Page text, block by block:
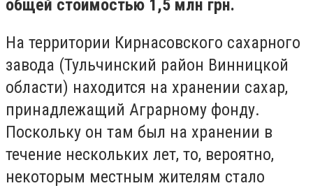
общей стоимостью 1,5 млн грн.
На территории Кирнасовского сахарного
завода (Тульчинский район Винницкой
области) находится на хранении сахар,
принадлежащий Аграрному фонду.
Поскольку он там был на хранении в
течение нескольких лет, то, вероятно,
некоторым местным жителям стало